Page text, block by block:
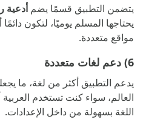
يتضمن التطبيق قسمًا يضمأدعية
يحتاجها المسلم يوميًا، لتكون
مواقع متعددة.
6) دعم لغات متعددة
يدعم التطبيق أكثر من لغة، ما
العالم، سواء كنت تستخدم العربية
اللغة بسهولة من داخل الإعدادات.